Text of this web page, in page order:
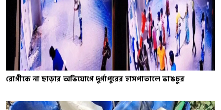
রোগীকে না ছাড়ার অভিযোগে দুর্গাপুরের হাসপাতালে ভাঙচুর